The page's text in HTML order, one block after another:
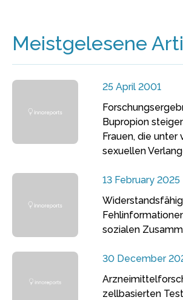
Meistgelesene
25 April 2001
Bupropion
Frauen, die
sexuellen
13 February 2025
sozialen
30 December
zellbasierten